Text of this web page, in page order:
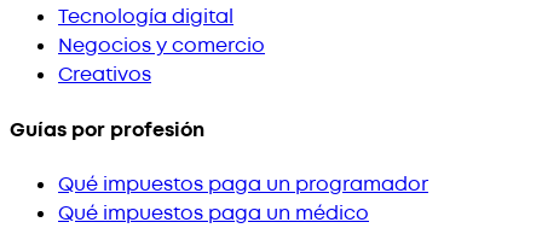
Tecnología digital
Negocios y comercio
Creativos
Guías por profesión
Qué impuestos paga un programador
Qué impuestos paga un médico